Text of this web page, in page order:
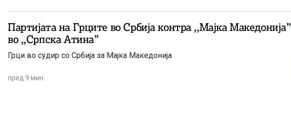
Партијата на Грците во Србија контра ,,Мајка Македонија”
во ,,Српска Атина”
Грци во судир со Србија за Мајка Македонија
пред 9 мин.